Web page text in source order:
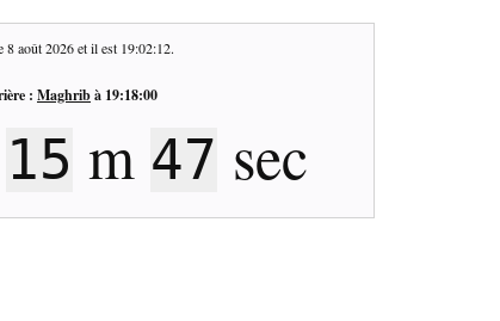
8 août 2026et il est 19:02:13.
: Maghribà 19:18:00
15 m 46 sec